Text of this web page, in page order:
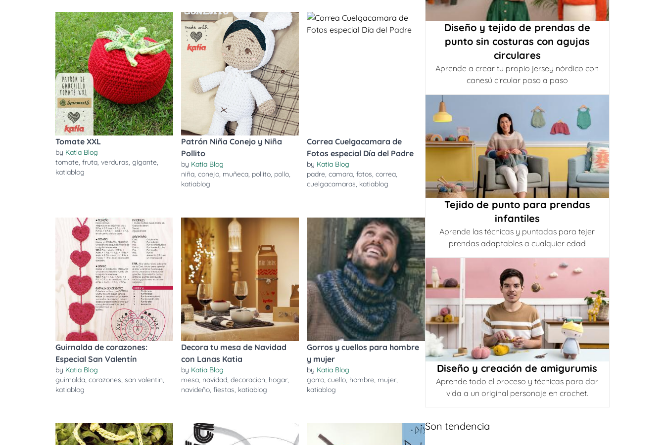
Tomate XXL
by Katia Blog
tomate, fruta, verduras, gigante,
katiablog
Patrón Niña Conejo y Niña
Pollito
by Katia Blog
niña,conejo, muñeca, pollito, pollo,
katiablog
Correa Cuelgacamara de
Fotos especial Día del Padre
by Katia Blog
padre,camara,fotos,correa,
cuelgacamaras, katiablog
Guirnalda de corazones:
Especial San Valentín
by Katia Blog
guirnalda, corazones, san valentin,
katiablog
Decora tu mesa de Navidad
con Lanas Katia
by Katia Blog
mesa, navidad,decoracion, hogar,
navideño,fiestas, katiablog
Gorros y cuellos para hombre
y mujer
by Katia Blog
gorro,cuello, hombre, mujer,
katiablog
Diseño y tejido de prendas de
punto sin costuras con agujas
circulares
Aprende a crear tu propio jersey nórdico con
canesú circular paso a paso
Tejido de punto para prendas
infantiles
Aprende las técnicas y puntadas para tejer
prendas adaptables a cualquier edad
Diseño y creación de amigurumis
Aprende todo el proceso y técnicas para dar
vida a un original personaje en crochet.
Son tendencia